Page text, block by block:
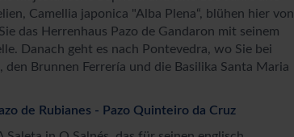
Camellia japonica "Alba Plena“, blühen hier von
das Herrenhaus Pazo de Gandaron mit seinem
Danach geht es nach Pontevedra, wo Sie bei
Brunnen Ferrería und die Basilika Santa Maria
de Rubianes - Pazo Quinteiro da Cruz